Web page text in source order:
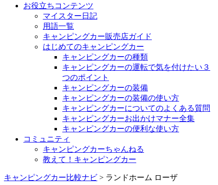
お役立ちコンテンツ
マイスター日記
用語一覧
キャンピングカー販売店ガイド
はじめてのキャンピングカー
キャンピングカーの種類
キャンピングカーの運転で気を付けたい３
つのポイント
キャンピングカーの装備
キャンピングカーの装備の使い方
キャンピングカーについてのよくある質問
キャンピングカーお出かけマナー全集
キャンピングカーの便利な使い方
コミュニティ
キャンピングカーちゃんねる
教えて！キャンピングカー
キャンピングカー比較ナビ > ランドホーム ローザ